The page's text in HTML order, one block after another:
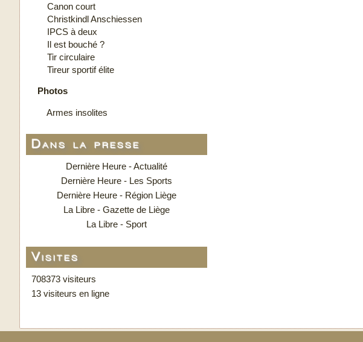
Canon court
Christkindl Anschiessen
IPCS à deux
Il est bouché ?
Tir circulaire
Tireur sportif élite
Photos
Armes insolites
Dans la presse
Dernière Heure - Actualité
Dernière Heure - Les Sports
Dernière Heure - Région Liège
La Libre - Gazette de Liège
La Libre - Sport
Visites
708373 visiteurs
13 visiteurs en ligne